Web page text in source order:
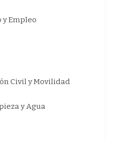
y Empleo
Civil y Movilidad
y Agua